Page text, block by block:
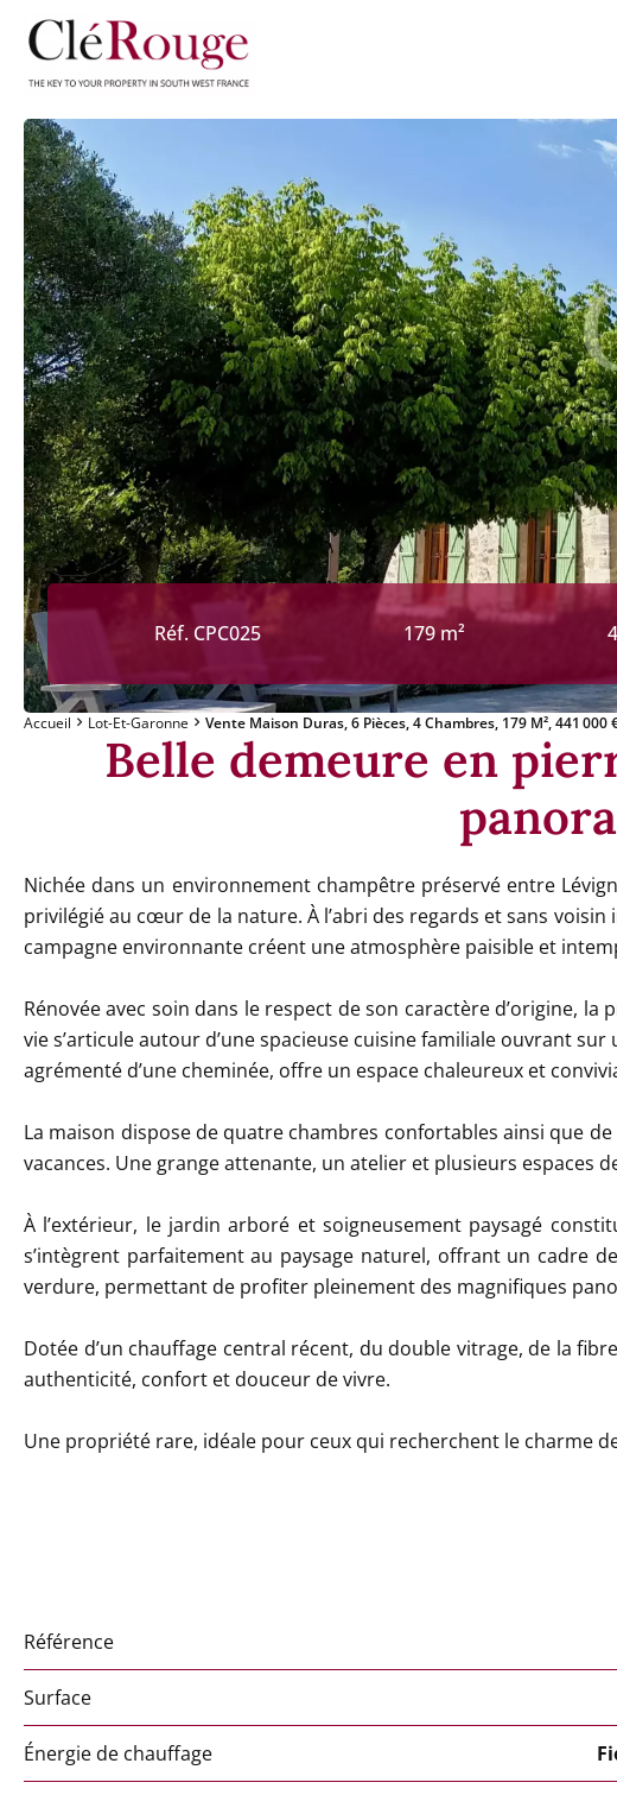
Réf. CPC025 179 m²
Accueil Lot-Et-Garonne Vente Maison Duras, 6 Pièces, 4 Chambres, 179 M², 441 000
Belle demeure en
Nichée dans un environnement champêtre préservé entre
privilégié au cœur de la nature. À l’abri des regards et sans
campagne environnante créent une atmosphère paisible et
Rénovée avec soin dans le respect de son caractère d’origine,
vie s’articule autour d’une spacieuse cuisine familiale ouvrant
agrémenté d’une cheminée, offre un espace chaleureux et
La maison dispose de quatre chambres confortables ainsi que
vacances. Une grange attenante, un atelier et plusieurs espaces
À l’extérieur, le jardin arboré et soigneusement paysagé
s’intègrent parfaitement au paysage naturel, offrant un cadre
verdure, permettant de profiter pleinement des magnifiques
Dotée d’un chauffage central récent, du double vitrage, de la
authenticité, confort et douceur de vivre.
Une propriété rare, idéale pour ceux qui recherchent le charme
Référence
Surface
Énergie de chauffage